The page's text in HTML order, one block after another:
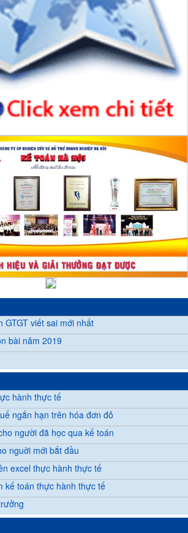
GTGT viết sai mới nhất
bài năm 2019
hành thực tế
ngắn hạn trên hóa đơn đỏ
người đã học qua kế toán
nguời mới bắt đầu
excel thực hành thực tế
kế toán thực hành thực tế